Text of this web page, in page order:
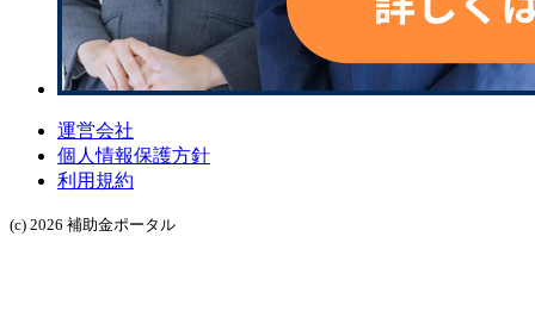
運営会社
個人情報保護方針
利用規約
(c) 2026 補助金ポータル